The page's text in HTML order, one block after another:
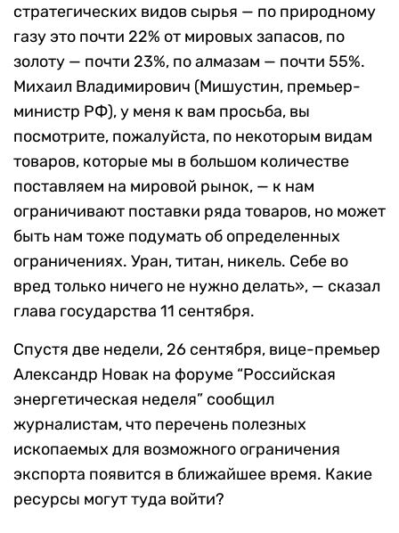
стратегических видов сырья — по природному
газу это почти 22% от мировых запасов, по
золоту — почти 23%, по алмазам — почти 55%.
Михаил Владимирович (Мишустин, премьер-
министр РФ), у меня к вам просьба, вы
посмотрите, пожалуйста, по некоторым видам
товаров, которые мы в большом количестве
поставляем на мировой рынок, — к нам
ограничивают поставки ряда товаров, но может
быть нам тоже подумать об определенных
ограничениях. Уран, титан, никель. Себе во
вред только ничего не нужно делать», — сказал
глава государства 11 сентября.
Спустя две недели, 26 сентября, вице-премьер
Александр Новак на форуме “Российская
энергетическая неделя” сообщил
журналистам, что перечень полезных
ископаемых для возможного ограничения
экспорта появится в ближайшее время. Какие
ресурсы могут туда войти?